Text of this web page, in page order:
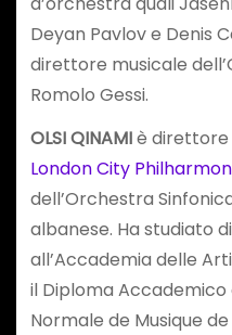
Deyan Pavlov e Denis
direttore musicale
Romolo Gessi.
OLSI QINAMIè direttore
London City
dell’Orchestra
albanese. Ha studiato
all’Accademia delle
il Diploma Accademico
Normale de Musique